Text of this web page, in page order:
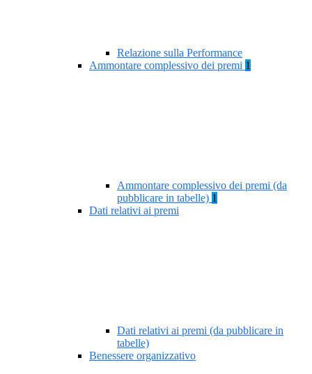
Relazione sulla Performance
Ammontare complessivo dei premi 1
Ammontare complessivo dei premi (da
pubblicare in tabelle) 1
Dati relativi ai premi
Dati relativi ai premi (da pubblicare in
tabelle)
Benessere organizzativo